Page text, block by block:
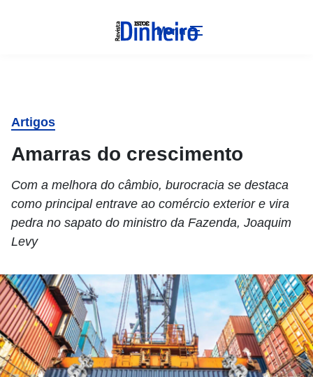
Menu
Artigos
Amarras do crescimento
Com a melhora do câmbio, burocracia se destaca
como principal entrave ao comércio exterior e vira
pedra no sapato do ministro da Fazenda, Joaquim
Levy